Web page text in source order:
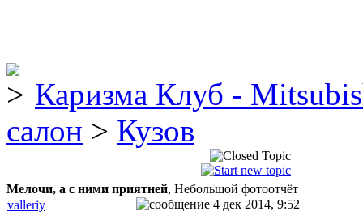
Каризма Клуб -
салон > Кузов
Мелочи, а с ними приятней, Небольшой фотоотчёт
valleriy
4 дек 2014, 9:52